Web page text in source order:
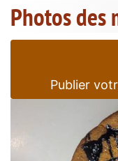
Photos des
Publier